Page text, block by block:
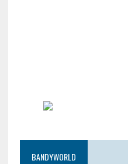
BANDYWORLD